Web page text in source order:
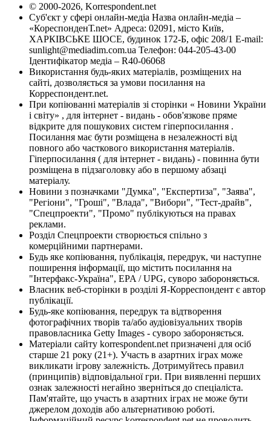
© 2000-2026, Korrespondent.net
Суб'єкт у сфері онлайн-медіа Назва онлайн-медіа –
«КореспонденТ.net» Адреса: 02091, місто Київ,
ХАРКІВСЬКЕ ШОСЕ, будинок 172-Б, офіс 208/1 E-mail:
sunlight@mediadim.com.ua Телефон: 044-205-43-00
Ідентифікатор медіа – R40-06068
Використання будь-яких матеріалів, розміщених на
сайті, дозволяється за умови посилання на
Корреспондент.net.
При копіюванні матеріалів зі сторінки « Новини України
і світу» , для інтернет - видань - обов'язкове пряме
відкрите для пошукових систем гіперпосилання .
Посилання має бути розміщена в незалежності від
повного або часткового використання матеріалів.
Гіперпосилання ( для інтернет - видань) - повинна бути
розміщена в підзаголовку або в першому абзаці
матеріалу.
Новини з позначками "Думка", "Експертиза", "Заява",
"Регіони", "Гроші", "Влада", "Вибори", "Тест-драйв",
"Спецпроекти", "Промо" публікуються на правах
реклами.
Розділ Спецпроекти створюється спільно з
комерційними партнерами.
Будь яке копіювання, публікація, передрук, чи наступне
поширення інформації, що містить посилання на
"Інтерфакс-Україна", EPA / UPG, суворо забороняється.
Власник веб-сторінки в розділі Я-Корреспондент є автор
публікації.
Будь-яке копіювання, передрук та відтворення
фотографічних творів та/або аудіовізуальних творів
правовласника Getty Images - суворо забороняється.
Матеріали сайту korrespondent.net призначені для осіб
старше 21 року (21+). Участь в азартних іграх може
викликати ігрову залежність. Дотримуйтесь правил
(принципів) відповідальної гри. При виявленні перших
ознак залежності негайно зверніться до спеціаліста.
Пам'ятайте, що участь в азартних іграх не може бути
джерелом доходів або альтернативою роботі.